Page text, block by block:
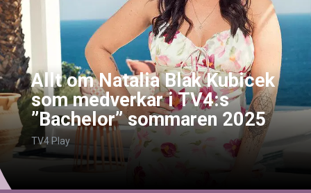
Allt om Natalia Blak Kubicek
som medverkar i TV4:s
”Bachelor” sommaren 2025
TV4 Play